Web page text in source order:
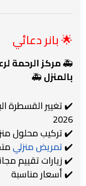
🌟 بانر دعائي
🚑مركز الرحمة
بالمنزل🚑
2026
✔️ تركيب محلول
✔️تمريض منزلي
✔️ زيارات تقييم
✔️ أسعار مناسبة